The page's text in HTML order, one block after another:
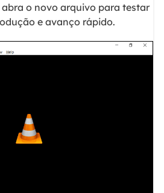
o novo arquivo para testar
e avanço rápido.